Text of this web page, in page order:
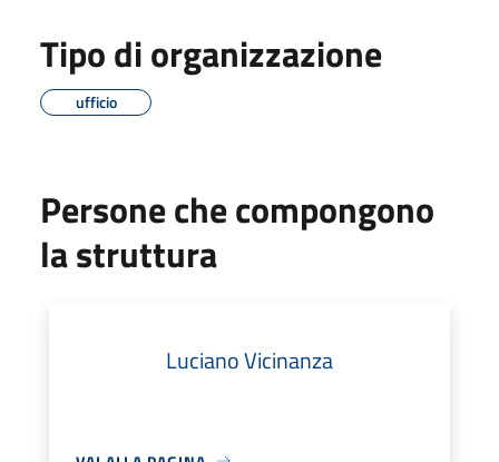
Tipo di organizzazione
ufficio
Persone che compongono
la struttura
Luciano Vicinanza